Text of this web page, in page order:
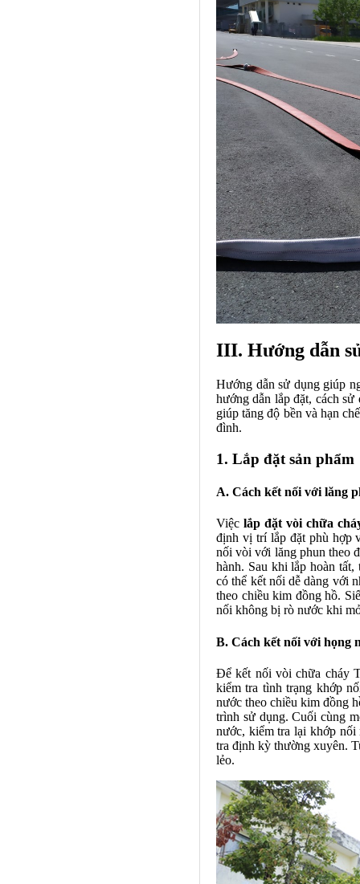
III. Hướng dẫn
Hướng dẫn sử dụng giúp
hướng dẫn lắp đặt, cách
giúp tăng độ bền và hạn
đình.
1. Lắp đặt sản phẩm
A. Cách kết nối với lăng
Việc lắp đặt vòi chữa
định vị trí lắp đặt phù hợp
nối vòi với lăng phun theo
hành. Sau khi lắp hoàn
có thể kết nối dễ dàng với
theo chiều kim đồng hồ.
nối không bị rò nước khi
B. Cách kết nối với họng
Để kết nối vòi chữa cháy
kiểm tra tình trạng khớp
nước theo chiều kim đồng
trình sử dụng. Cuối cùng
nước, kiểm tra lại khớp nối
tra định kỳ thường xuyên.
lẻo.